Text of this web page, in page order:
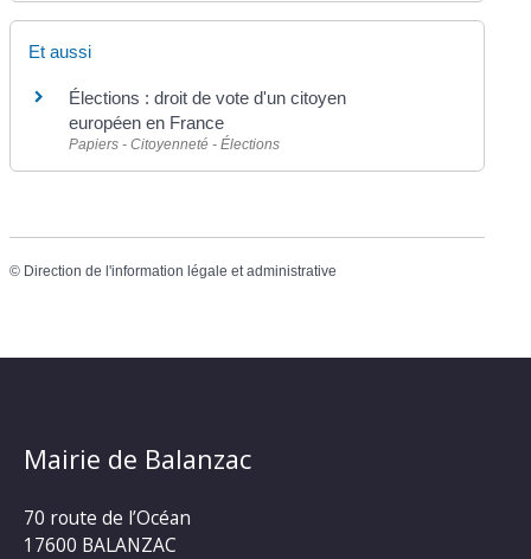
Et aussi
Élections : droit de vote d'un citoyen
européen en France
Papiers - Citoyenneté - Élections
© Direction de l'information légale et administrative
Mairie de Balanzac
70 route de l’Océan
17600 BALANZAC